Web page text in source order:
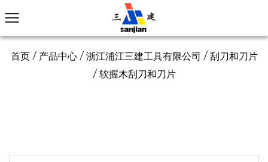
首页/ 产品中心/ 浙江浦江三建工具有限公司 / 刮刀和刀片
/ 软握木刮刀和刀片